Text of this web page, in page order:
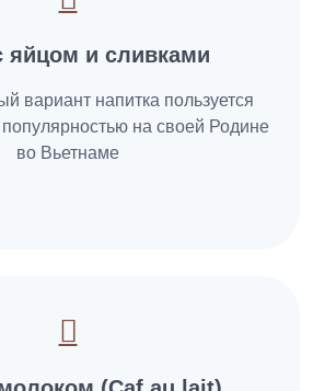
яйцом и сливками
вариант напитка пользуется
на своей Родине
во Вьетнаме